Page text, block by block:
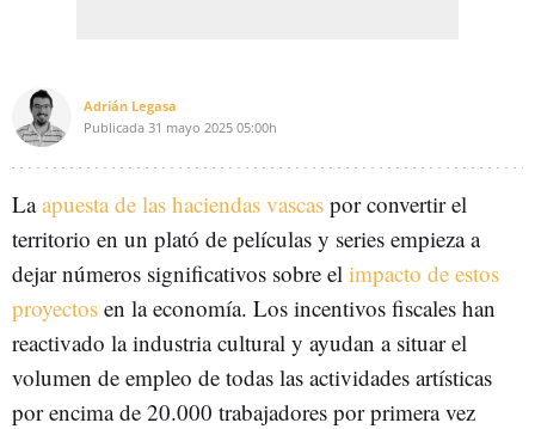
Adrián Legasa
Publicada 31 mayo 2025 05:00h
Laapuesta de las haciendas vascas por convertir el
territorio en un plató de películas y series empieza a
dejar números significativos sobre el impacto de estos
proyectos en la economía. Los incentivos fiscales han
reactivado la industria cultural y ayudan a situar el
volumen de empleo de todas las actividades artísticas
por encima de 20.000 trabajadores por primera vez